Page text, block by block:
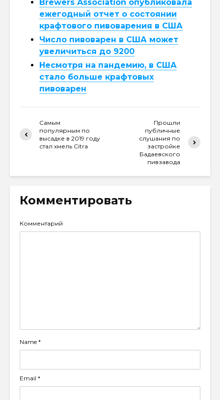
Brewers Association опубликовала
ежегодный отчет о состоянии
крафтового пивоварения в США
Число пивоварен в США может
увеличиться до 9200
Несмотря на пандемию, в США
стало больше крафтовых
пивоварен
Самым
популярным по
высадке в 2019 году
стал хмель Citra
Прошли
публичные
слушания по
застройке
Бадаевского
пивзавода
Комментировать
Комментарий
Name *
Email *